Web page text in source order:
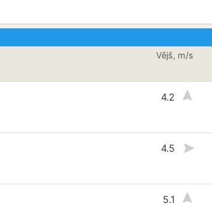
Vējš, m/s
4.2
4.5
5.1